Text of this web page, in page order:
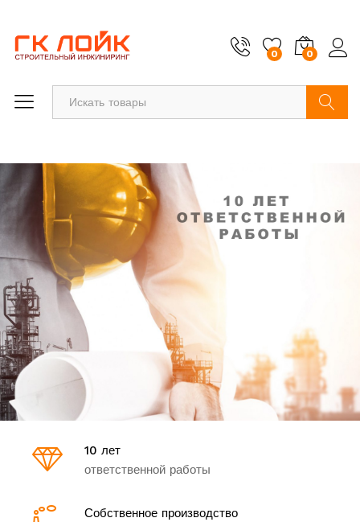
0 0
10 лет
ответственной работы
Собственное производство